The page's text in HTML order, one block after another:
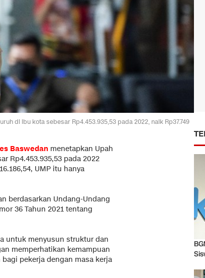
di ibu kota sebesar Rp4.453.935,53 pada 2022, naik Rp37.749
Baswedan menetapkan Upah
Rp4.453.935,53 pada 2022
UMP itu hanya
berdasarkan Undang-Undang
36 Tahun 2021 tentang
untuk menyusun struktur dan
memperhatikan kemampuan
pekerja dengan masa kerja